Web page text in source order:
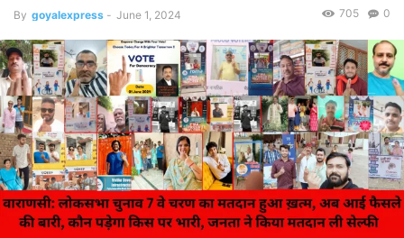
By goyalexpress - June 1, 2024 0
705